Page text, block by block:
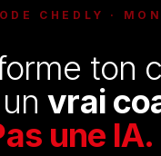
CHEDLY ·
ton
unvrai
une IA.